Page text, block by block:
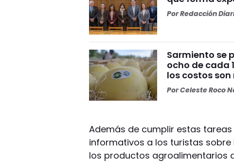
PorRedacción
Sarmiento se
ocho de cada
los costos
PorCeleste Roco
Además de cumplir estas
informativos a los turistas
los productos agroalimentarios